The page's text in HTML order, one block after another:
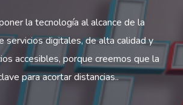
la tecnología al alcance de la
servicios digitales, de alta calidad y
accesibles, porque creemos que la
para acortar distancias..